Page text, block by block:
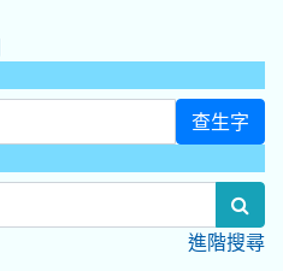
查生字
進階搜尋